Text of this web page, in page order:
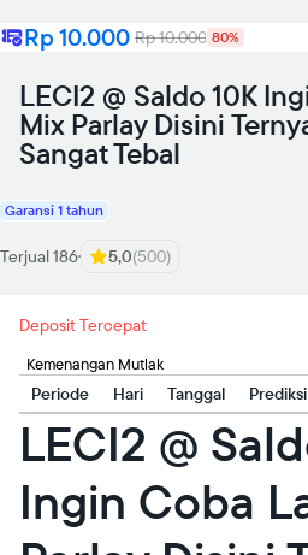
Rp 10.000 Rp 10.000 80%
LECI2 @ Saldo 10K
Mix Parlay Disini
Sangat Tebal
Garansi 1 tahun
Terjual 186 5,0(500)
Deposit Tercepat
Kemenangan Mutlak
Periode Hari Tanggal Prediksi
LECI2 @
Ingin Coba